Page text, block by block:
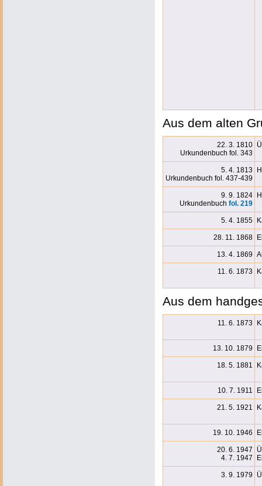
Aus dem alten
22. 3. 1810
Urkundenbuch fol. 343
5. 4. 1813
Urkundenbuch fol. 437-439
9. 9. 1824
Urkundenbuch fol. 219
5. 4. 1855
28. 11. 1868
13. 4. 1869
11. 6. 1873
Aus dem
11. 6. 1873
13. 10. 1879
18. 5. 1881
10. 7. 1911
21. 5. 1921
19. 10. 1946
20. 6. 1947
4. 7. 1947
3. 9. 1979